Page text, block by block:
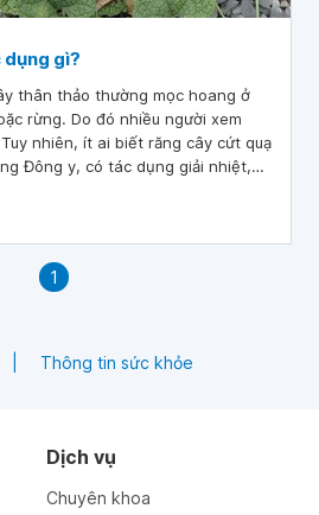
gì?
thân thảo thường mọc hoang ở
rừng. Do đó nhiều người xem
nhiên, ít ai biết răng cây cứt quạ
Đông y, có tác dụng giải nhiệt,
1
Thông tin sức khỏe
Dịch vụ
Chuyên khoa